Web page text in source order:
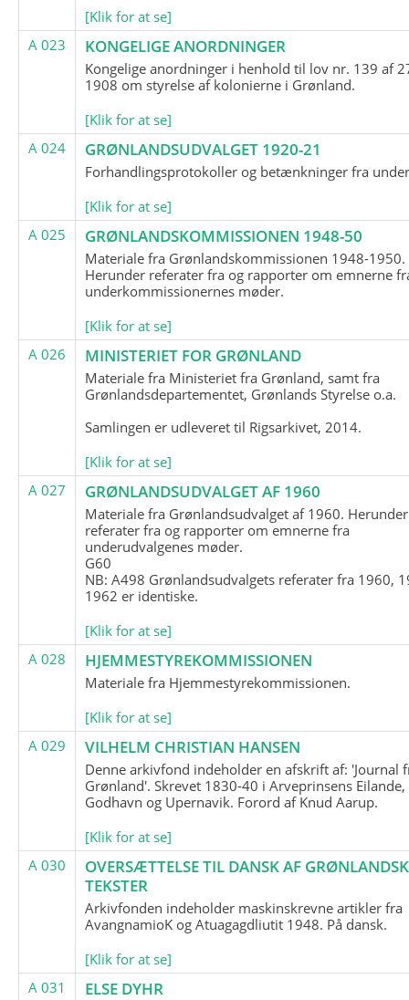
[Klik for at se]
A 023
KONGELIGE ANORDNINGER
Kongelige anordninger i henhold til lov nr. 139 af
1908 om styrelse af kolonierne i Grønland.
[Klik for at se]
A 024
GRØNLANDSUDVALGET 1920-21
Forhandlingsprotokoller og betænkninger fra
[Klik for at se]
A 025
GRØNLANDSKOMMISSIONEN 1948-50
Materiale fra Grønlandskommissionen 1948-1950.
Herunder referater fra og rapporter om emnerne
underkommissionernes møder.
[Klik for at se]
A 026
MINISTERIET FOR GRØNLAND
Materiale fra Ministeriet fra Grønland, samt fra
Grønlandsdepartementet, Grønlands Styrelse o.a.
Samlingen er udleveret til Rigsarkivet, 2014.
[Klik for at se]
A 027
GRØNLANDSUDVALGET AF 1960
Materiale fra Grønlandsudvalget af 1960. Herunder
referater fra og rapporter om emnerne fra
underudvalgenes møder.
G60
NB: A498 Grønlandsudvalgets referater fra 1960,
1962 er identiske.
[Klik for at se]
A 028
HJEMMESTYREKOMMISSIONEN
Materiale fra Hjemmestyrekommissionen.
[Klik for at se]
A 029
VILHELM CHRISTIAN HANSEN
Denne arkivfond indeholder en afskrift af: 'Journal
Grønland'. Skrevet 1830-40 i Arveprinsens Eilande,
Godhavn og Upernavik. Forord af Knud Aarup.
[Klik for at se]
A 030
OVERSÆTTELSE TIL DANSK AF
TEKSTER
Arkivfonden indeholder maskinskrevne artikler fra
AvangnamioK og Atuagagdliutit 1948. På dansk.
[Klik for at se]
A 031
ELSE DYHR